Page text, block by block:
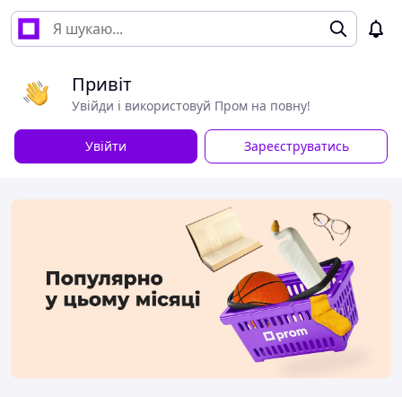
Привіт
Увійди і використовуй Пром на повну!
Увійти Зареєструватись